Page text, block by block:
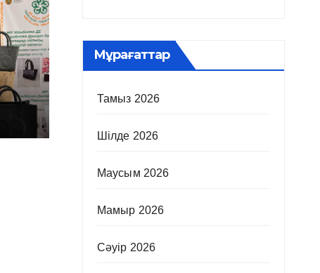
Мұрағаттар
Тамыз 2026
Шілде 2026
Маусым 2026
Мамыр 2026
Сәуір 2026